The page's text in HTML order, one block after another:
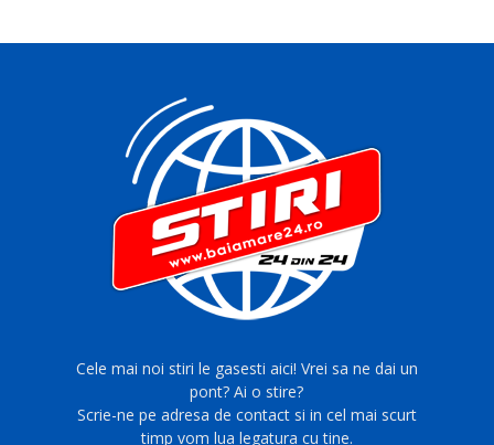
Cele mai noi stiri le gasesti aici! Vrei sa ne dai un
pont? Ai o stire?
Scrie-ne pe adresa de contact si in cel mai scurt
timp vom lua legatura cu tine.